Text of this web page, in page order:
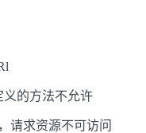
的方法不允许
求资源不可访问